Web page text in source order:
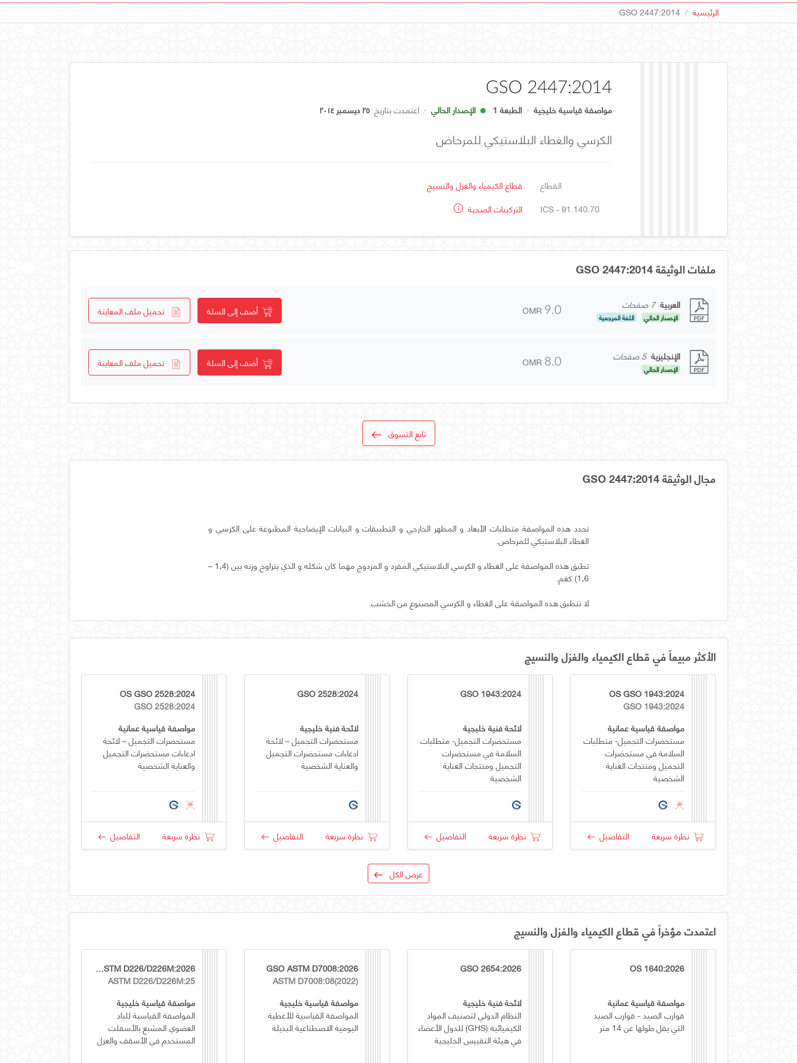
الرئيسية GSO 2447:2014
GSO 2447:2014
مواصفة قياسية خليجية · الطبعة 1 الإصدار الحالي · اعتمدت بتاريخ ٢٥ ديسمبر ٢٠١٤
الكرسي والغطاء البلاستيكي للمرحاض
القطاع
قطاع الكيمياء والغزل والنسيج
ICS - 91.140.70
التركيبات الصحية
ملفات الوثيقة GSO 2447:2014
العربية 7 صفحات
الإصدار الحالي اللغة المرجعية OMR 9.0 أضف إلى السلة تحميل ملف المعاينة
الإنجليزية 5 صفحات
الإصدار الحالي OMR 8.0 أضف إلى السلة تحميل ملف المعاينة
تابع التسوق
مجال الوثيقة GSO 2447:2014
تحدد هذه المواصفة متطلبات الأبعاد و المظهر الخارجي و التطبيقات و البيانات الإيضاحية المطبوعة على الكرسي و
تطبق هذه المواصفة على الغطاء و الكرسي البلاستيكي المفرد و المزدوج مهما كان شكله و الذي يتراوح وزنه بين (1,4 –
لا تنطبق هذه المواصفة على الغطاء و الكرسي المصنوع من الخشب.
الأكثر مبيعاً في قطاع الكيمياء والغزل والنسيج
OS GSO 1943:2024
GSO 1943:2024
مواصفة قياسية عمانية
مستحضرات التجميل- متطلبات
السلامة في مستحضرات
التجميل ومنتجات العناية
الشخصية
نظرة سريعة التفاصيل
GSO 1943:2024
لائحة فنية خليجية
مستحضرات التجميل- متطلبات
السلامة في مستحضرات
التجميل ومنتجات العناية
الشخصية
نظرة سريعة التفاصيل
GSO 2528:2024
لائحة فنية خليجية
مستحضرات التجميل – لائحة
ادعاءات مستحضرات التجميل
والعناية الشخصية
نظرة سريعة التفاصيل
OS GSO 2528:2024
GSO 2528:2024
مواصفة قياسية عمانية
مستحضرات التجميل – لائحة
ادعاءات مستحضرات التجميل
والعناية الشخصية
نظرة سريعة التفاصيل
عرض الكل
اعتمدت مؤخراً في قطاع الكيمياء والغزل والنسيج
OS 1640:2026
مواصفة قياسية عمانية
قوارب الصيد - قوارب الصيد
التي يقل طولها عن 14 متر
GSO 2654:2026
لائحة فنية خليجية
النظام الدولي لتصنيف المواد
الكيميائية (GHS) للدول الأعضاء
في هيئة التقييس الخليجية
GSO ASTM D7008:2026
ASTM D7008:08(2022)
مواصفة قياسية خليجية
المواصفة القياسية للأغطية
اليومية الاصطناعية البديلة
GSO ASTM D226/D226M:2026
ASTM D226/D226M:25
مواصفة قياسية خليجية
المواصفة القياسية للباد
العضوي المشبع بالأسفلت
المستخدم في الأسقف والعزل